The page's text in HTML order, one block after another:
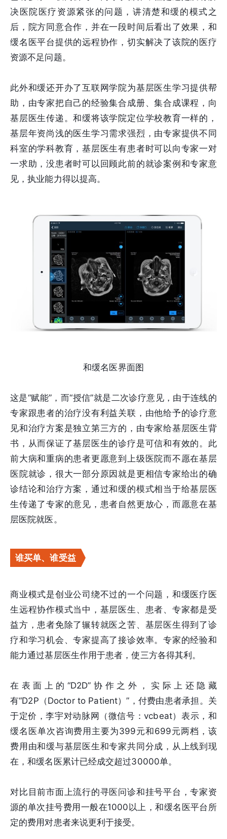
决医院医疗资源紧张的问题，讲清楚和缓的模式之
后，院方同意合作，并在一段时间后看出了效果，和
缓名医平台提供的远程协作，切实解决了该院的医疗
资源不足问题。
此外和缓还开办了互联网学院为基层医生学习提供帮
助，由专家把自己的经验集合成册、集合成课程，向
基层医生传递。和缓将该学院定位学校教育一样的，
基层年资尚浅的医生学习需求强烈，由专家提供不同
科室的学科教育，基层医生有患者时可以向专家一对
一求助，没患者时可以回顾此前的就诊案例和专家意
见，执业能力得以提高。
和缓名医界面图
这是“赋能”，而“授信”就是二次诊疗意见，由于连线的
专家跟患者的治疗没有利益关联，由他给予的诊疗意
见和治疗方案是独立第三方的，由专家给基层医生背
书，从而保证了基层医生的诊疗是可信和有效的。此
前大病和重病的患者更愿意到上级医院而不愿在基层
医院就诊，很大一部分原因就是更相信专家给出的确
诊结论和治疗方案，通过和缓的模式相当于给基层医
生传递了专家的意见，患者自然更放心，而愿意在基
层医院就医。
谁买单、谁受益
商业模式是创业公司绕不过的一个问题，和缓医疗医
生远程协作模式当中，基层医生、患者、专家都是受
益方，患者免除了辗转就医之苦、基层医生得到了诊
疗和学习机会、专家提高了接诊效率。专家的经验和
能力通过基层医生作用于患者，使三方各得其利。
在表面上的“D2D”协作之外，实际上还隐藏
有“D2P（Doctor to Patient）”，付费由患者承担。关
于定价，李宇对动脉网（微信号：vcbeat）表示，和
缓名医单次咨询费用主要为399元和699元两档，该
费用由和缓与基层医生和专家共同分成，从上线到现
在，和缓名医累计已经成交超过30000单。
对比目前市面上流行的寻医问诊和挂号平台，专家资
源的单次挂号费用一般在1000以上，和缓名医平台所
定的费用对患者来说更利于接受。